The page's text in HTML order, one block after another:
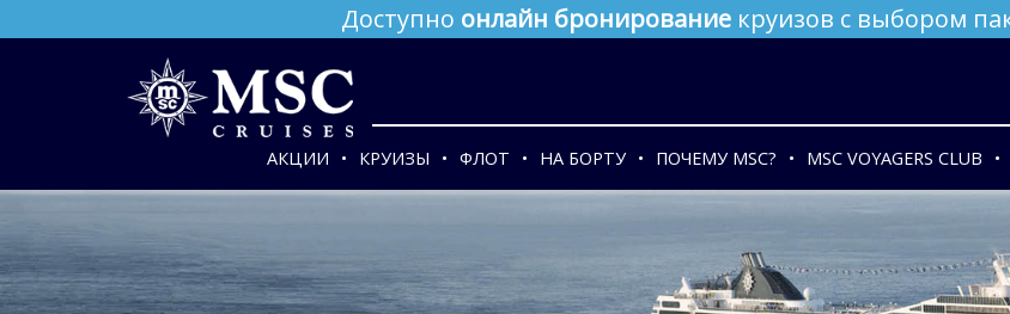
Доступно онлайн бронирование круизов с выбором
АКЦИИ КРУИЗЫ ФЛОТ НА БОРТУ ПОЧЕМУ MSC? MSC VOYAGERS CLUB